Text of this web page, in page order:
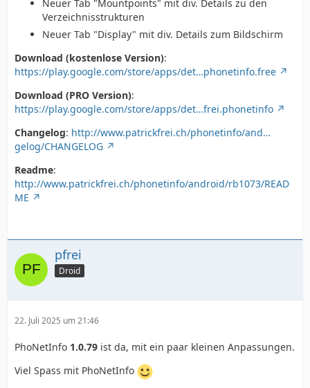
Neuer Tab "Mountpoints" mit div. Details zu den
Verzeichnisstrukturen
Neuer Tab "Display" mit div. Details zum Bildschirm
Download (kostenlose Version):
https://play.google.com/store/apps/det…phonetinfo.free
Download (PRO Version):
https://play.google.com/store/apps/det…frei.phonetinfo
Changelog: http://www.patrickfrei.ch/phonetinfo/and…
gelog/CHANGELOG
Readme:
http://www.patrickfrei.ch/phonetinfo/android/rb1073/READ
ME
pfrei
Droid
22. Juli 2025 um 21:46
PhoNetInfo 1.0.79 ist da, mit ein paar kleinen Anpassungen.
Viel Spass mit PhoNetInfo